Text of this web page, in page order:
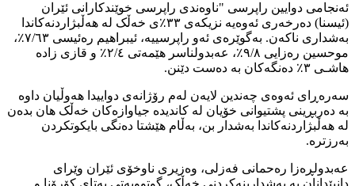
ئەنجامی دوایین راپرسی "ناوەندی راپرسی خوێندکارانی ئێران
(ئیسنا) دەرخەری ئەوەیە نزیکەی ٣٣٪ی خەڵک لە هەڵبژاردنەکاندا
بەشداری ناکەن. بەگوێرەی ئەو راپرسییە، ئیبراهیم رەئیسی ٧/٦٣٪،
موحسین رەزایی ٩/٨٪، عەبدولناسر هێمەتی ٢/٤٪ و قازی زادە
هاشـی ٣٪ دەنگەکان بە دەست دێنن.
سەرەڕای ئەوەی چەندین لایەن لەم رۆژانەی دواییدا هەوڵیان داوە
بە دەربڕینی پشتیوانی خۆیان لە کاندیدە جیاوازەکان خەڵک هان بدەن
لە هەڵبژاردنەکاندا بەشدار بن، بەڵام هێشتا دەنگی بایکوتکردن
بەرزترە.
عەبدولڕەزا رەحمانی فەزلی، وەزیری ناوخۆی ئێران وێرای